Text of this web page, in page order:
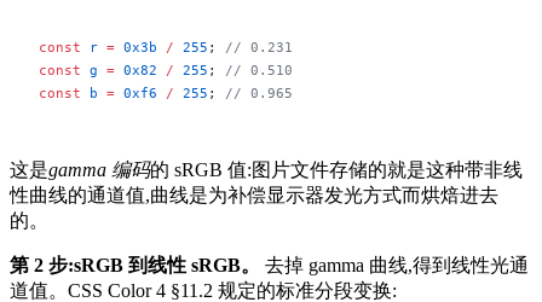
const r = 0x3b / 255 ; // 0.231
const g = 0x82 / 255 ; // 0.510
const b = 0xf6 / 255 ; // 0.965
这是gamma 编码的 sRGB 值:图片文件存储的就是这种带非线
性曲线的通道值,曲线是为补偿显示器发光方式而烘焙进去
的。
第 2 步:sRGB 到线性 sRGB。
去掉 gamma 曲线,得到线性光通
道值。CSS Color 4 §11.2 规定的标准分段变换: